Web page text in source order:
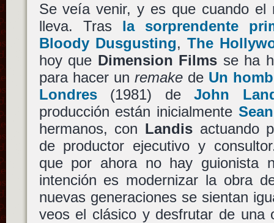
Se veía venir, y es que cuando el
lleva. Tras la sorprendente
Bloody Dusgusting, The
hoy que Dimension Films se ha
para hacer un remakede Un
Londres(1981) deJohn
producción están inicialmente
hermanos, con Landisactuando
de productor ejecutivo y
que por ahora no hay guionista
intención es modernizar la obra
nuevas generaciones se sientan
veos el clásico y desfrutar de una